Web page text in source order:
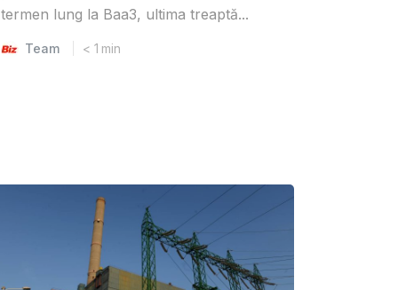
termen lung la Baa3, ultima treaptă...
Team < 1 min